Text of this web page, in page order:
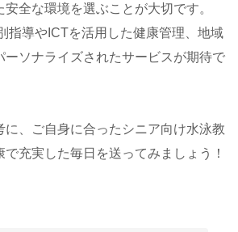
全な環境を選ぶことが大切です。
指導やICTを活用した健康管理、地域
ーソナライズされたサービスが期待で
に、ご自身に合ったシニア向け水泳教
充実した毎日を送ってみましょう！